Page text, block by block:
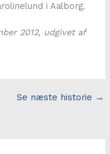
i Aalborg.
2012, udgivet af
Se næste historie →